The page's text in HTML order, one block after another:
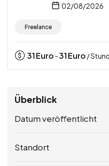
02/08/2026
Freelance
31Euro -31Euro /
Überblick
Datum veröffentlicht
Standort